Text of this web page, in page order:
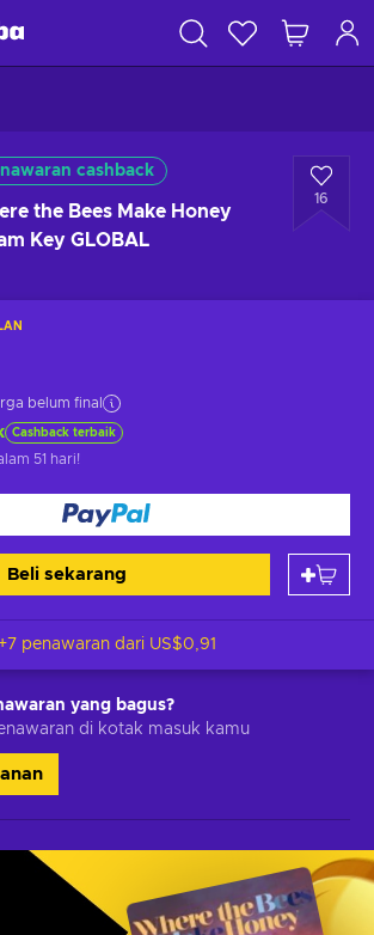
cashback
the Bees Make Honey
Key GLOBAL
16
belum final
Cashback terbaik
51 hari!
Beli sekarang
+7 penawaran dari US$0,91
yang bagus?
di kotak masuk kamu